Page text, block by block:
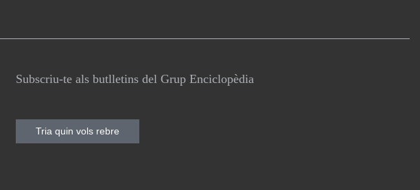
Subscriu-te als butlletins del Grup Enciclopèdia
Tria quin vols rebre